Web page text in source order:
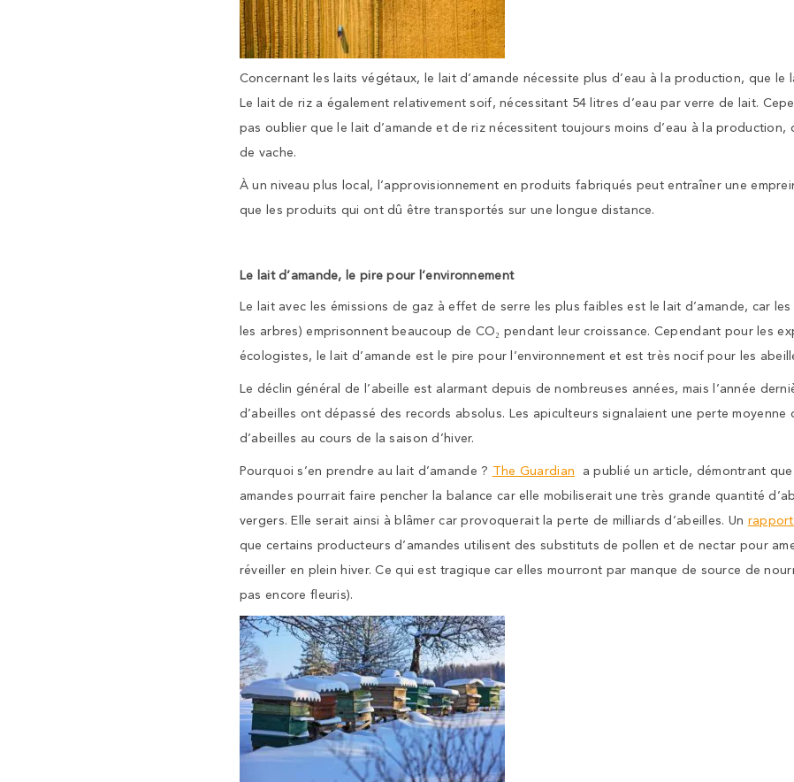
Concernant les laits végétaux, le lait d’amande nécessite plus d’eau à la production, que le
Le lait de riz a également relativement soif, nécessitant 54 litres d’eau par verre de lait.
pas oublier que le lait d’amande et de riz nécessitent toujours moins d’eau à la
de vache.
À un niveau plus local, l’approvisionnement en produits fabriqués peut entraîner une
que les produits qui ont dû être transportés sur une longue distance.
Le lait d’amande, le pire pour l’environnement
Le lait avec les émissions de gaz à effet de serre les plus faibles est le lait d’amande, car
les arbres) emprisonnent beaucoup de CO₂ pendant leur croissance. Cependant pour les
écologistes, le lait d’amande est le pire pour l’environnement et est très nocif pour les
Le déclin général de l’abeille est alarmant depuis de nombreuses années, mais l’année
d’abeilles ont dépassé des records absolus. Les apiculteurs signalaient une perte moyenne
d’abeilles au cours de la saison d’hiver.
Pourquoi s’en prendre au lait d’amande ? The Guardian a publié un article, démontrant
amandes pourrait faire pencher la balance car elle mobiliserait une très grande quantité
vergers. Elle serait ainsi à blâmer car provoquerait la perte de milliards d’abeilles. Un rapport
que certains producteurs d’amandes utilisent des substituts de pollen et de nectar pour
réveiller en plein hiver. Ce qui est tragique car elles mourront par manque de source de
pas encore fleuris).